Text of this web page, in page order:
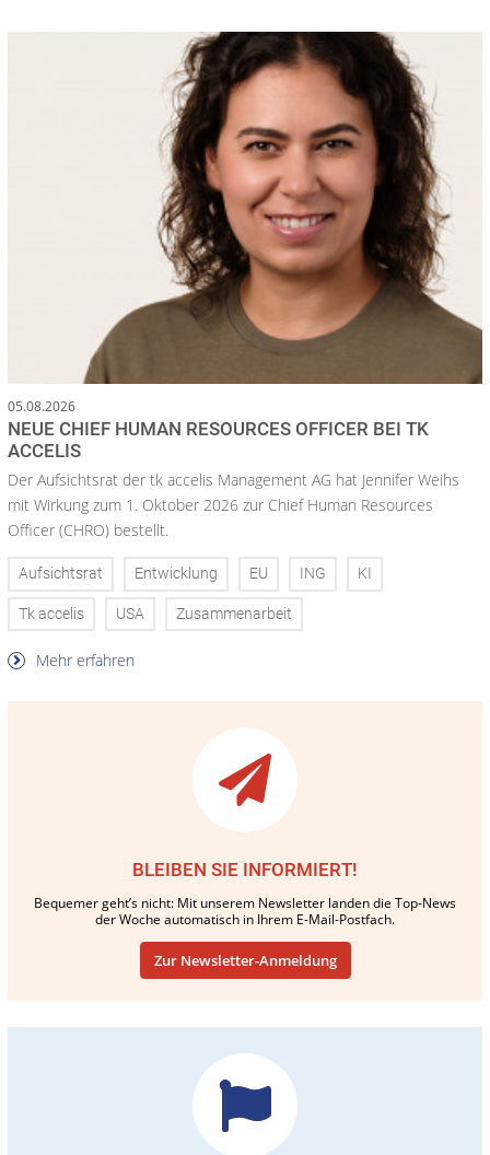
05.08.2026
NEUE CHIEF HUMAN RESOURCES OFFICER BEI TK
ACCELIS
Der Aufsichtsrat der tk accelis Management AG hat Jennifer Weihs
mit Wirkung zum 1. Oktober 2026 zur Chief Human Resources
Officer (CHRO) bestellt.
Aufsichtsrat Entwicklung EU ING KI
Tk accelis USA Zusammenarbeit
Mehr erfahren
BLEIBEN SIE INFORMIERT!
Bequemer geht’s nicht: Mit unserem Newsletter landen die Top-News
der Woche automatisch in Ihrem E-Mail-Postfach.
Zur Newsletter-Anmeldung